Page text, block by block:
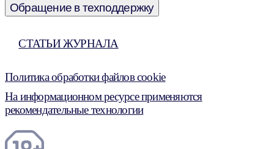
Обращение в техподдержку
СТАТЬИ ЖУРНАЛА
Политика обработки файлов cookie
На информационном ресурсе применяются
рекомендательные технологии